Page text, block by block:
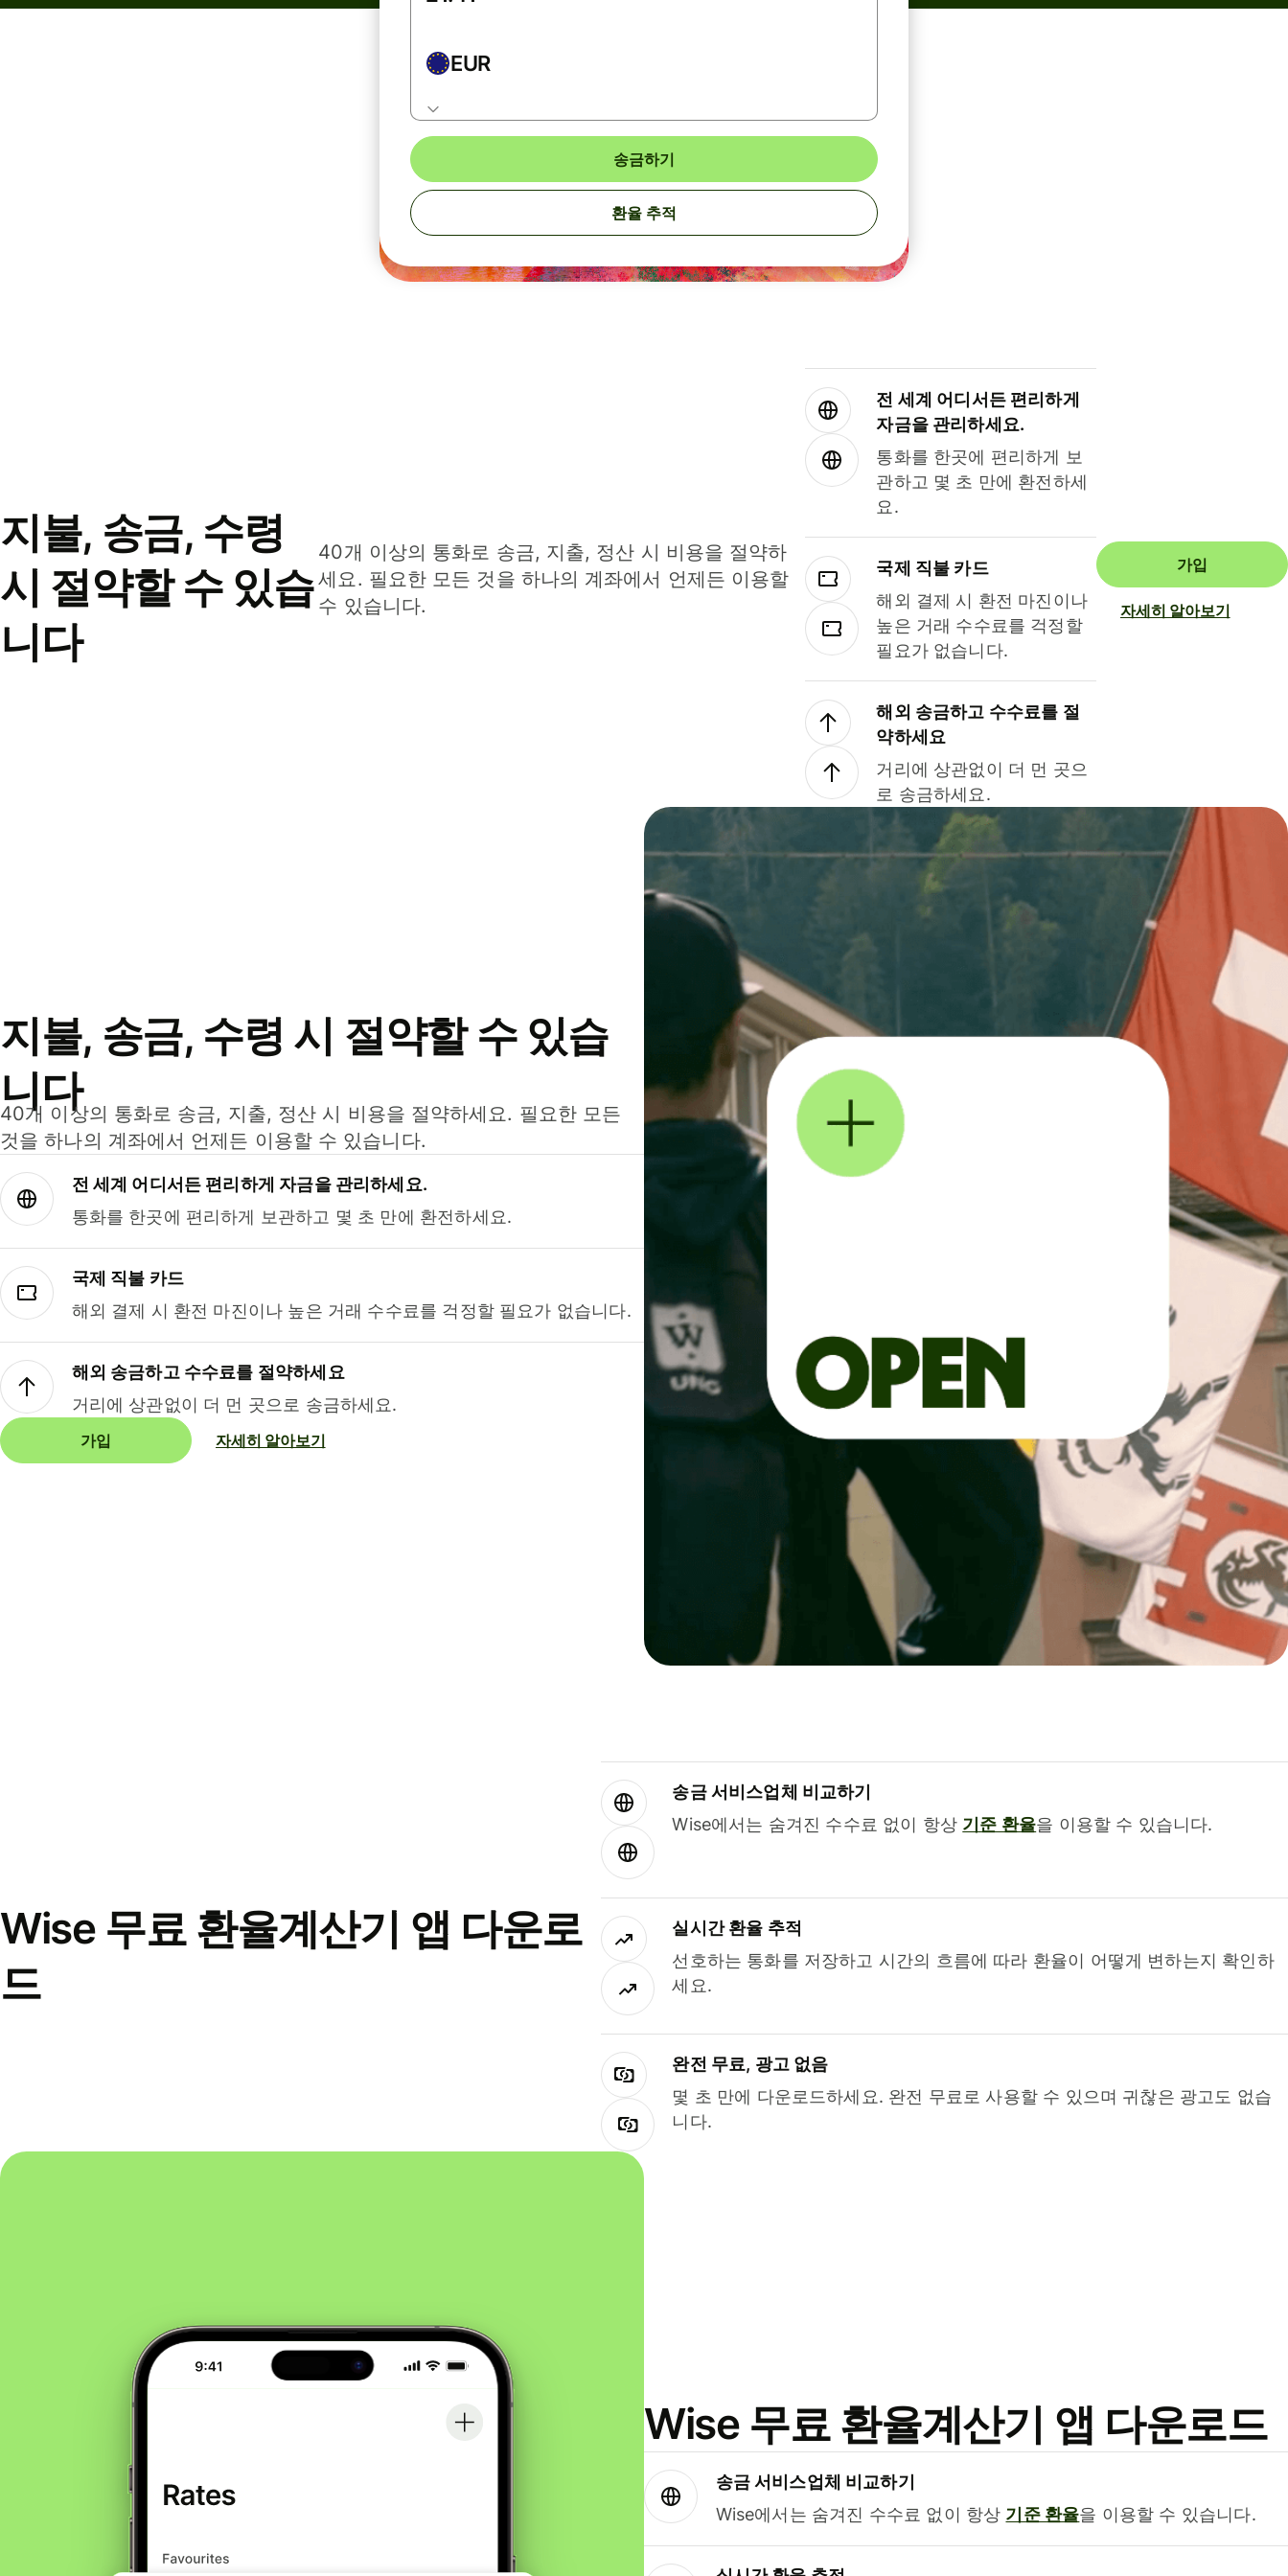
EUR
송금하기
환율 추적
지불, 송금, 수령
시 절약할 수 있습
니다
40개 이상의 통화로 송금, 지출, 정산 시 비용을 절약하
세요. 필요한 모든 것을 하나의 계좌에서 언제든 이용할
수 있습니다.
전 세계 어디서든 편리하게
자금을 관리하세요.
통화를 한곳에 편리하게 보
관하고 몇 초 만에 환전하세
요.
국제 직불 카드
해외 결제 시 환전 마진이나
높은 거래 수수료를 걱정할
필요가 없습니다.
해외 송금하고 수수료를 절
약하세요
거리에 상관없이 더 먼 곳으
로 송금하세요.
가입
자세히 알아보기
지불, 송금, 수령 시 절약할 수 있습
니다
40개 이상의 통화로 송금, 지출, 정산 시 비용을 절약하세요. 필요한 모든
것을 하나의 계좌에서 언제든 이용할 수 있습니다.
전 세계 어디서든 편리하게 자금을 관리하세요.
통화를 한곳에 편리하게 보관하고 몇 초 만에 환전하세요.
국제 직불 카드
해외 결제 시 환전 마진이나 높은 거래 수수료를 걱정할 필요가 없습니다.
해외 송금하고 수수료를 절약하세요
거리에 상관없이 더 먼 곳으로 송금하세요.
가입 자세히 알아보기
Wise 무료 환율계산기 앱 다운로
드
송금 서비스업체 비교하기
Wise에서는 숨겨진 수수료 없이 항상 기준 환율을 이용할 수 있습니다.
실시간 환율 추적
선호하는 통화를 저장하고 시간의 흐름에 따라 환율이 어떻게 변하는지 확인하
세요.
완전 무료, 광고 없음
몇 초 만에 다운로드하세요. 완전 무료로 사용할 수 있으며 귀찮은 광고도 없습
니다.
Wise 무료 환율계산기 앱 다운로드
송금 서비스업체 비교하기
Wise에서는 숨겨진 수수료 없이 항상 기준 환율을 이용할 수 있습니다.